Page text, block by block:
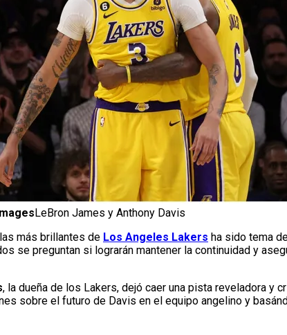
LeBron James y Anthony Davis
más brillantes de Los Angeles Lakers ha sido tema
se preguntan si lograrán mantener la continuidad y
, la dueña de los Lakers, dejó caer una pista reveladora y
sobre el futuro de Davis en el equipo angelino y